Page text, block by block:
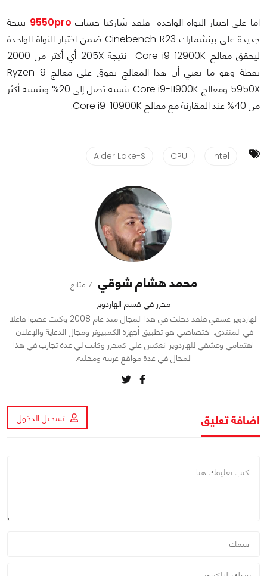
اما على اختبار النواة الواحدة فلقد شاركنا حساب 9550pro نتيجة
جديدة على بينشمارك Cinebench R23 ضمن اختبار النواة الواحدة
ليحقق معالج Core i9-12900K نتيجة 205X أي أكثر من 2000
نقطة وهو ما يعني أن هذا المعالج تفوق على معالج Ryzen 9
5950X ومعالج Core i9-11900K بنسبة تصل إلى 20% وبنسبة أكثر
من 40% عند المقارنة مع معالج Core i9-10900K.
intel
CPU
Alder Lake-S
محمد هشام شوقي 7 متابع
محرر في قسم الهاردوير
الهاردوير عشقي فلقد دخلت في هذا المجال منذ عام 2008 وكنت عضوا فاعلا
في المنتدى. اختصاصي هو تطبيق أجهزة الكمبيوتر ومجال الدعاية والإعلان.
اهتمامي وعشقي للهاردوير انعكس علي كمحرر وكانت لي عدة تجارب في هذا
المجال في عدة مواقع عربية ومحلية.
اضافة تعليق تسجيل الدخول